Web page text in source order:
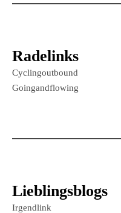
Radelinks
Cyclingoutbound
Goingandflowing
Lieblingsblogs
Irgendlink